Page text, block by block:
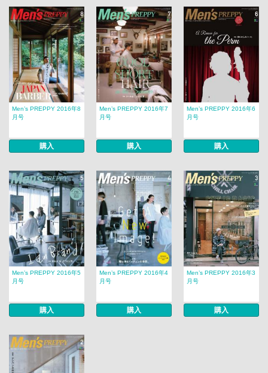
Men’s PREPPY 2016年8
月号
購入
Men’s PREPPY 2016年7
月号
購入
Men’s PREPPY 2016年6
月号
購入
Men’s PREPPY 2016年5
月号
購入
Men’s PREPPY 2016年4
月号
購入
Men’s PREPPY 2016年3
月号
購入